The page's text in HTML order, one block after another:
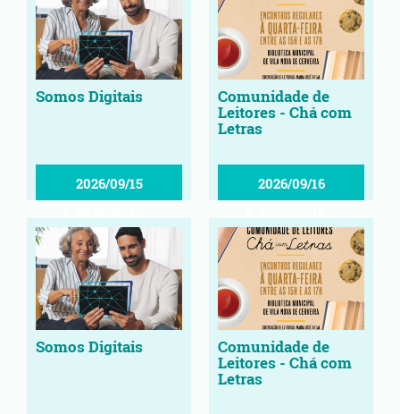
Somos Digitais
2026/09/15
Comunidade de
Leitores - Chá com
Letras
2026/09/16
Somos Digitais
Comunidade de
Leitores - Chá com
Letras